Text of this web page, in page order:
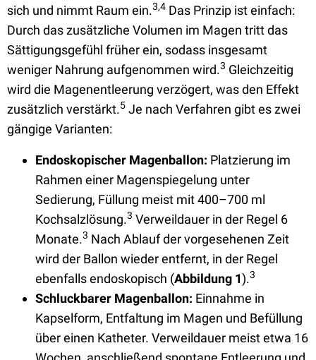
sich und nimmt Raum ein.3,4 Das Prinzip ist einfach:
Durch das zusätzliche Volumen im Magen tritt das
Sättigungsgefühl früher ein, sodass insgesamt
weniger Nahrung aufgenommen wird.3 Gleichzeitig
wird die Magenentleerung verzögert, was den Effekt
zusätzlich verstärkt.5 Je nach Verfahren gibt es zwei
gängige Varianten:
Endoskopischer Magenballon: Platzierung im
Rahmen einer Magenspiegelung unter
Sedierung, Füllung meist mit 400–700 ml
Kochsalzlösung.3 Verweildauer in der Regel 6
Monate.3 Nach Ablauf der vorgesehenen Zeit
wird der Ballon wieder entfernt, in der Regel
ebenfalls endoskopisch (Abbildung 1).3
Schluckbarer Magenballon: Einnahme in
Kapselform, Entfaltung im Magen und Befüllung
über einen Katheter. Verweildauer meist etwa 16